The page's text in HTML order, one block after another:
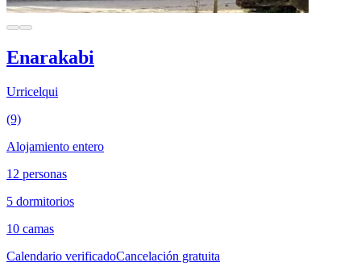
Enarakabi
Urricelqui
(9)
Alojamiento entero
12 personas
5 dormitorios
10 camas
Calendario verificadoCancelación gratuita